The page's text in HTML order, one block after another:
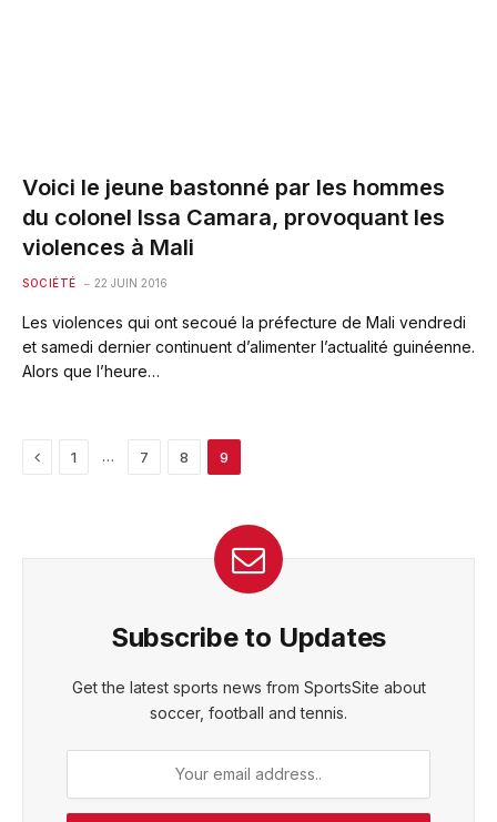
Voici le jeune bastonné par les hommes
du colonel Issa Camara, provoquant les
violences à Mali
SOCIÉTÉ 22 JUIN 2016
Les violences qui ont secoué la préfecture de Mali vendredi
et samedi dernier continuent d’alimenter l’actualité guinéenne.
Alors que l’heure…
Previous
1 … 7 8 9
Subscribe to Updates
Get the latest sports news from SportsSite about
soccer, football and tennis.